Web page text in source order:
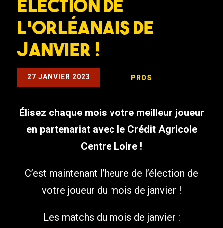
Élection de
l’Orléanais de
Janvier !
27 JANVIER 2023 PROS
Élisez chaque mois votre meilleur joueur
en partenariat avec le Crédit Agricole
Centre Loire !
C’est maintenant l’heure de l’élection de
votre joueur du mois de janvier !
Les matchs du mois de janvier :